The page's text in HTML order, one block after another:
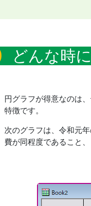
どんな時
円グラフが得意なのは
特徴です。
次のグラフは、令和元
費が同程度であること